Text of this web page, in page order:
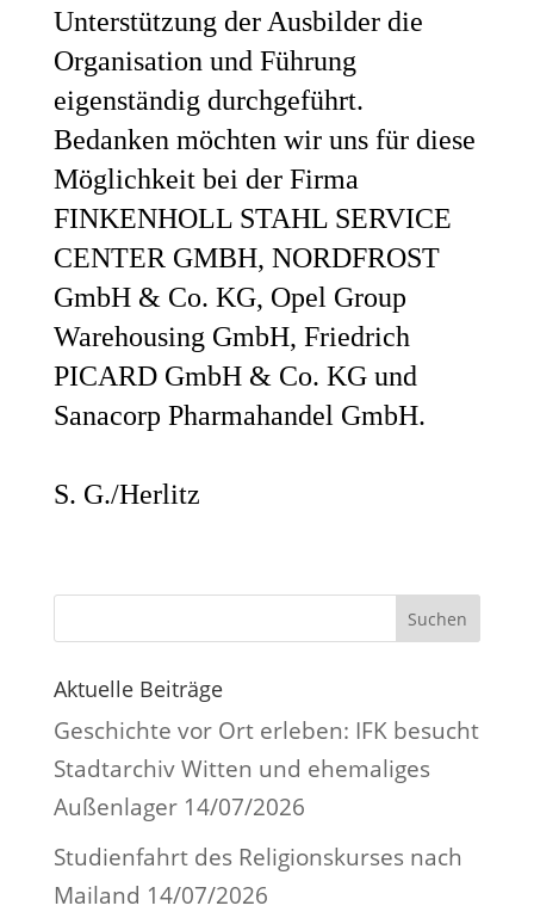
Unterstützung der Ausbilder die
Organisation und Führung
eigenständig durchgeführt.
Bedanken möchten wir uns für diese
Möglichkeit bei der Firma
FINKENHOLL STAHL SERVICE
CENTER GMBH, NORDFROST
GmbH & Co. KG, Opel Group
Warehousing GmbH, Friedrich
PICARD GmbH & Co. KG und
Sanacorp Pharmahandel GmbH.
S. G./Herlitz
Suchen
Aktuelle Beiträge
Geschichte vor Ort erleben: IFK besucht
Stadtarchiv Witten und ehemaliges
Außenlager 14/07/2026
Studienfahrt des Religionskurses nach
Mailand 14/07/2026